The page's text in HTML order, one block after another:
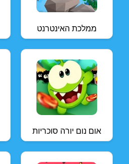
ממלכת האינטרנט
אום נום יורה סוכריות